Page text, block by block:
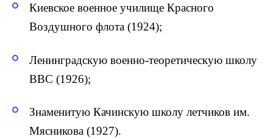
Киевское военное училище Красного
Воздушного флота (1924);
Ленинградскую военно-теоретическую школу
ВВС (1926);
Знаменитую Качинскую школу летчиков им.
Мясникова (1927).